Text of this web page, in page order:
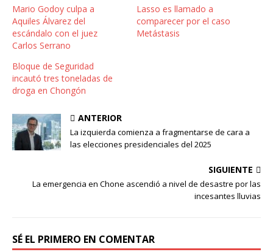
Mario Godoy culpa a
Aquiles Álvarez del
escándalo con el juez
Carlos Serrano
Lasso es llamado a
comparecer por el caso
Metástasis
Bloque de Seguridad
incautó tres toneladas de
droga en Chongón
ANTERIOR
La izquierda comienza a fragmentarse de cara a
las elecciones presidenciales del 2025
SIGUIENTE
La emergencia en Chone ascendió a nivel de desastre por las
incesantes lluvias
SÉ EL PRIMERO EN COMENTAR